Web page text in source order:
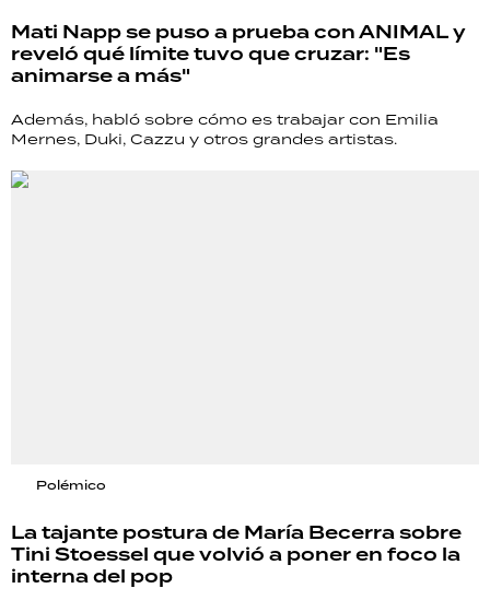
Mati Napp se puso a prueba con ANIMAL y
reveló qué límite tuvo que cruzar: "Es
animarse a más"
Además, habló sobre cómo es trabajar con Emilia
Mernes, Duki, Cazzu y otros grandes artistas.
Polémico
La tajante postura de María Becerra sobre
Tini Stoessel que volvió a poner en foco la
interna del pop